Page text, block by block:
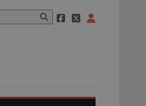
taxi, nasedne do něj a už ho nikdy nikdo